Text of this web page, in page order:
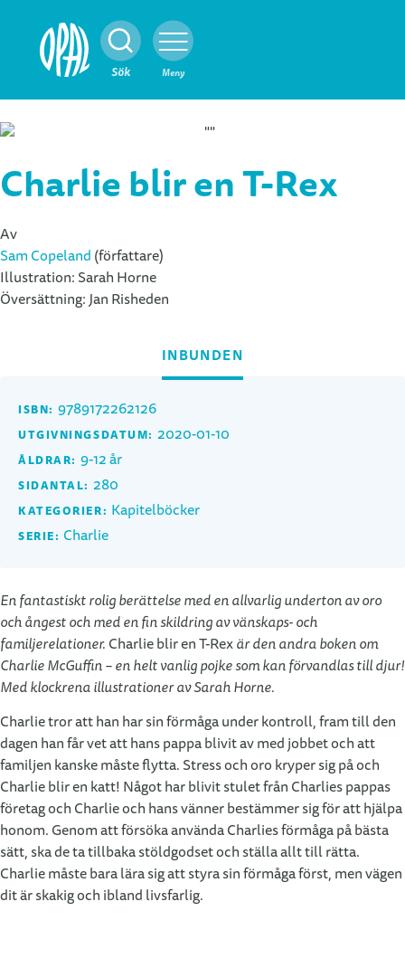
Sök
Stäng Meny
Charlie blir en T-Rex
Av
Sam Copeland (författare)
Illustration: Sarah Horne
Översättning: Jan Risheden
INBUNDEN
ISBN: 9789172262126
UTGIVNINGSDATUM: 2020-01-10
ÅLDRAR: 9-12 år
SIDANTAL: 280
KATEGORIER: Kapitelböcker
SERIE: Charlie
En fantastiskt rolig berättelse med en allvarlig underton av oro
och ångest och med en fin skildring av vänskaps- och
familjerelationer. Charlie blir en T-Rexär den andra boken om
Charlie McGuffin – en helt vanlig pojke som kan förvandlas till djur!
Med klockrena illustrationer av Sarah Horne.
Charlie tror att han har sin förmåga under kontroll, fram till den
dagen han får vet att hans pappa blivit av med jobbet och att
familjen kanske måste flytta. Stress och oro kryper sig på och
Charlie blir en katt! Något har blivit stulet från Charlies pappas
företag och Charlie och hans vänner bestämmer sig för att hjälpa
honom. Genom att försöka använda Charlies förmåga på bästa
sätt, ska de ta tillbaka stöldgodset och ställa allt till rätta.
Charlie måste bara lära sig att styra sin förmåga först, men vägen
dit är skakig och ibland livsfarlig.